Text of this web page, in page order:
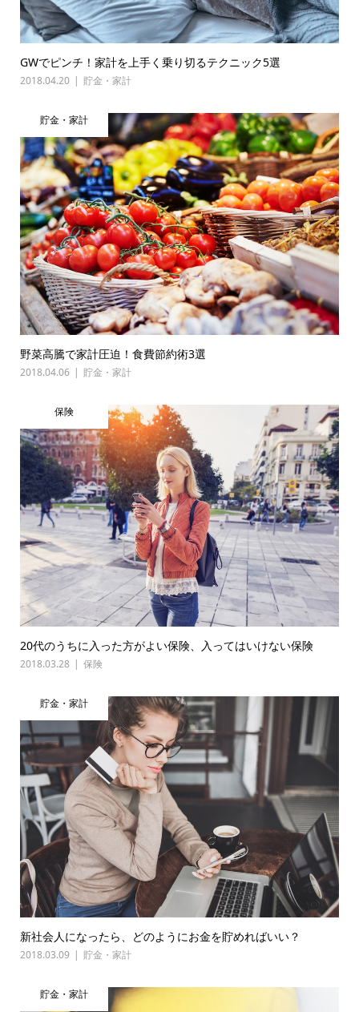
GWでピンチ！家計を上手く乗り切るテクニック5選
2018.04.20 貯金・家計
貯金・家計
野菜高騰で家計圧迫！食費節約術3選
2018.04.06 貯金・家計
保険
20代のうちに入った方がよい保険、入ってはいけない保険
2018.03.28 保険
貯金・家計
新社会人になったら、どのようにお金を貯めればいい？
2018.03.09 貯金・家計
貯金・家計